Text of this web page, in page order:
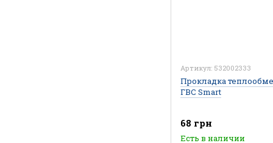
Артикул: 532002333
Прокладка
ГВС Smart
68 грн
Есть в наличии